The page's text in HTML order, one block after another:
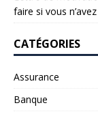
faire si vous
CATÉGORIES
Assurance
Banque